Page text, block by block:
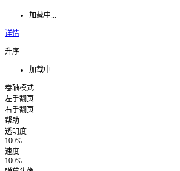
加载中...
详情
升序
加载中...
卷轴模式
左手翻页
右手翻页
帮助
透明度
100%
速度
100%